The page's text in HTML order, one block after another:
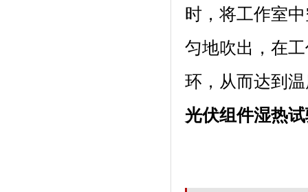
时，将工作
匀地吹出，在
环，从而达到
光伏组件湿热